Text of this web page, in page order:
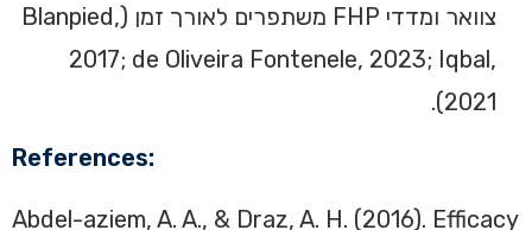
צוואר ומדדי FHP משתפרים לאורך זמן (Blanpied,
2017; de Oliveira Fontenele, 2023; Iqbal,
2021).
References:
Abdel-aziem, A. A., & Draz, A. H. (2016). Efficacy